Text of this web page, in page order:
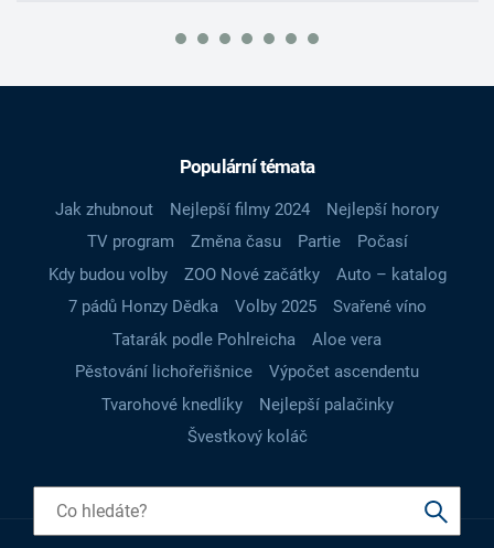
Populární témata
Jak zhubnout Nejlepší filmy 2024
Nejlepší horory
TV program
Změna času Partie
Počasí
Kdy budou volby
ZOO Nové začátky
Auto – katalog
7 pádů Honzy Dědka
Volby 2025
Svařené víno
Tatarák podle Pohlreicha
Aloe vera
Pěstování lichořeřišnice
Výpočet ascendentu
Tvarohové knedlíky
Nejlepší palačinky
Švestkový koláč